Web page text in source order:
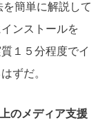
簡単に解説して
ンストールを
１５分程度でイ
ずだ。
のメディア支援